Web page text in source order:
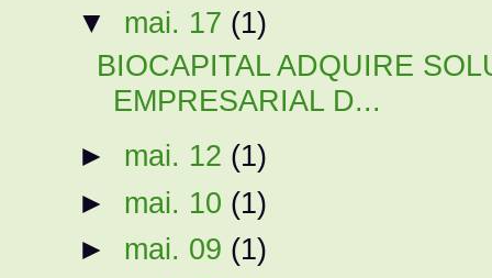
▼ mai. 17 (1)
BIOCAPITAL ADQUIRE
EMPRESARIAL D...
► mai. 12 (1)
► mai. 10 (1)
► mai. 09 (1)